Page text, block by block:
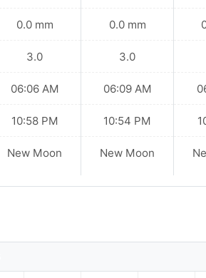
0.0 mm
3.0
06:06 AM
10:58 PM
New Moon
0.0 mm
3.0
06:09 AM
10:54 PM
New Moon